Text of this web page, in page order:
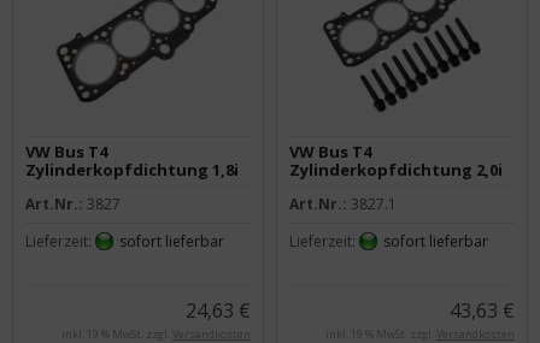
VW Bus T4
Zylinderkopfdichtung 1,8i
Art.Nr.: 3827
Lieferzeit:
sofort lieferbar
24,63 €
inkl. 19 % MwSt. zzgl. Versandkosten
VW Bus T4
Zylinderkopfdichtung 2,0i
Art.Nr.: 3827.1
Lieferzeit:
sofort lieferbar
43,63 €
inkl. 19 % MwSt. zzgl. Versandkosten